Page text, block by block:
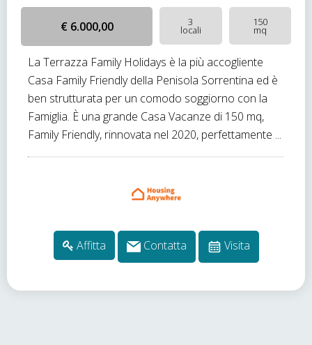
€ 6.000,00 3
locali
150
mq
La Terrazza Family Holidays è la più accogliente
Casa Family Friendly della Penisola Sorrentina ed è
ben strutturata per un comodo soggiorno con la
Famiglia. È una grande Casa Vacanze di 150 mq,
Family Friendly, rinnovata nel 2020, perfettamente ...
Affitta Contatta Visita